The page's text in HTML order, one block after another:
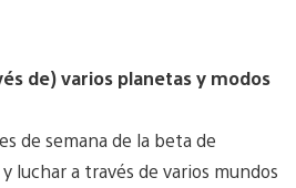
de) varios planetas y modos
de semana de la beta de
luchar a través de varios mundos